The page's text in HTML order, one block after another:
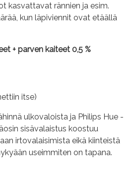
kasvattavat rännien ja esim.
kun läpiviennit ovat etäällä
+ parven kaiteet 0,5 %
itse)
ulkovaloista ja Philips Hue -
sisävalaistus koostuu
irtovalaisimista eikä kiinteistä
useimmiten on tapana.